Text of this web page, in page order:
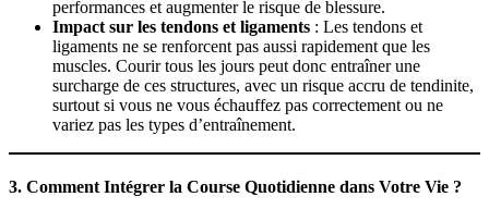
performances et augmenter le risque de blessure.
Impact sur les tendons et ligaments : Les tendons et
ligaments ne se renforcent pas aussi rapidement que les
muscles. Courir tous les jours peut donc entraîner une
surcharge de ces structures, avec un risque accru de tendinite,
surtout si vous ne vous échauffez pas correctement ou ne
variez pas les types d’entraînement.
3. Comment Intégrer la Course Quotidienne dans Votre Vie ?